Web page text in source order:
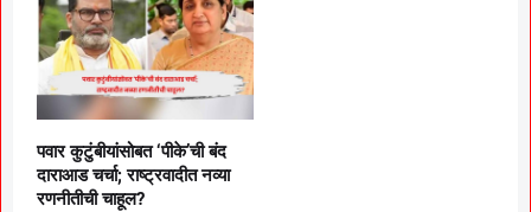
पवार कुटुंबीयांसोबत ‘पीके’ची बंद
दाराआड चर्चा; राष्ट्रवादीत नव्या
रणनीतीची चाहूल?